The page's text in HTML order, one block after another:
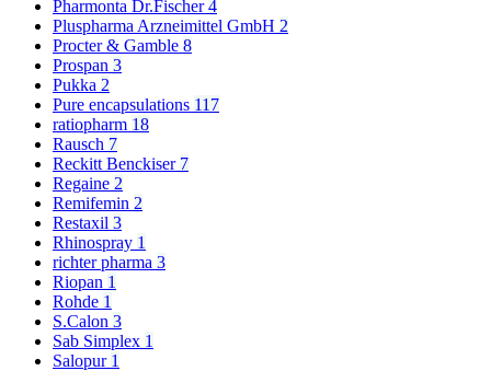
Pharmonta Dr.Fischer4
Pluspharma Arzneimittel GmbH 2
Procter & Gamble 8
Prospan 3
Pukka 2
Pure encapsulations 117
ratiopharm 18
Rausch 7
Reckitt Benckiser 7
Regaine 2
Remifemin 2
Restaxil 3
Rhinospray 1
richter pharma 3
Riopan 1
Rohde 1
S.Calon 3
Sab Simplex 1
Salopur 1